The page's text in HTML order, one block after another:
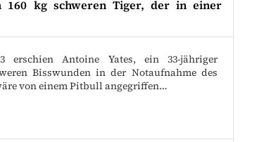
160 kg schweren Tiger, der in einer
erschien Antoine Yates, ein 33-jähriger
Bisswunden in der Notaufnahme des
von einem Pitbull angegriffen…